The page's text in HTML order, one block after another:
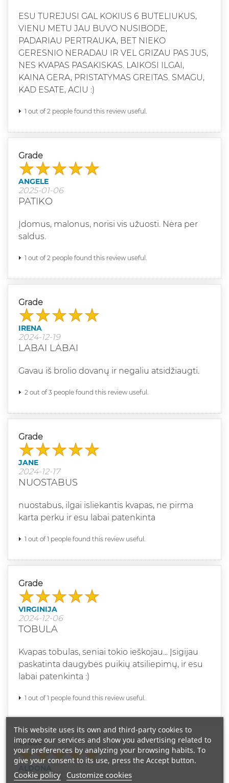
ESU TUREJUSI GAL KOKIUS 6 BUTELIUKUS,
VIENU METU JAU BUVO NUSIBODE,
PADARIAU PERTRAUKA, BET NIEKO
GERESNIO NERADAU IR VEL GRIZAU PAS JUS,
NES KVAPAS PASAKISKAS. LAIKOSI ILGAI,
KAINA GERA, PRISTATYMAS GREITAS. SMAGU,
KAD ESATE, ACIU :)
1 out of 2 people found this review useful.
Grade
ANGELE
2025-01-06
PATIKO
Įdomus, malonus, norisi vis užuosti. Nėra per
saldus.
1 out of 2 people found this review useful.
Grade
IRENA
2024-12-19
LABAI LABAI
Gavau iš brolio dovanų ir negaliu atsidžiaugti.
2 out of 3 people found this review useful.
Grade
JANE
2024-12-17
NUOSTABUS
nuostabus, ilgai isliekantis kvapas, ne pirma
karta perku ir esu labai patenkinta
1 out of 1 people found this review useful.
Grade
VIRGINIJA
2024-12-06
TOBULA
Kvapas tobulas, seniai tokio ieškojau... Įsigijau
paskatinta daugybės puikių atsiliepimų, ir esu
labai patenkinta :)
1 out of 1 people found this review useful.
Grade
ALDONA
2024-12-04
This website uses its own and third-party cookies to
improve our services and show you advertising related to
your preferences by analyzing your browsing habits. To
give your consent to its use, press the Accept button.
Cookie policy Customize cookies